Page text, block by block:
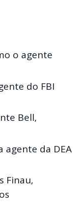
o agente
do FBI
Bell,
agente da DEA
Finau,